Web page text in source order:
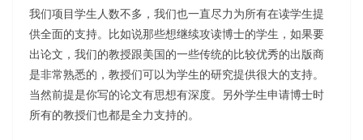
我们项目学生人数不多，我们也一直尽力为所有在读学生提
供全面的支持。比如说那些想继续攻读博士的学生，如果要
出论文，我们的教授跟美国的一些传统的比较优秀的出版商
是非常熟悉的，教授们可以为学生的研究提供很大的支持。
当然前提是你写的论文有思想有深度。另外学生申请博士时
所有的教授们也都是全力支持的。